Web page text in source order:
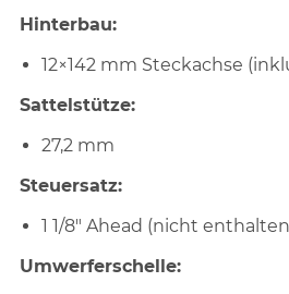
Hinterbau:
12×142 mm Steckachse
Sattelstütze:
27,2 mm
Steuersatz:
1 1/8" Ahead (nicht
Umwerferschelle: